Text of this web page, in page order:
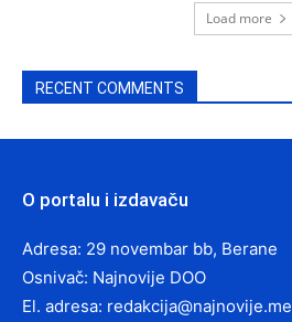
Load more
RECENT COMMENTS
O portalu i izdavaču
Adresa: 29 novembar bb, Berane
Osnivač: Najnovije DOO
El. adresa: redakcija@najnovije.me